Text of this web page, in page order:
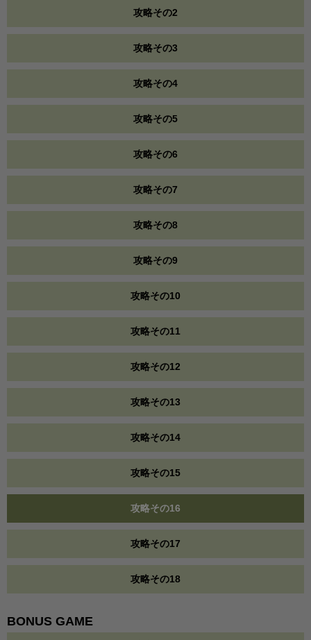
攻略その2
攻略その3
攻略その4
攻略その5
攻略その6
攻略その7
攻略その8
攻略その9
攻略その10
攻略その11
攻略その12
攻略その13
攻略その14
攻略その15
攻略その16
攻略その17
攻略その18
BONUS GAME